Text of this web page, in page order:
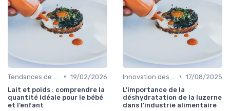
• 19/02/2026
Lait et poids : comprendre la
quantité idéale pour le bébé
et l’enfant
• 17/08/2025
L'importance de la
déshydratation de la luzerne
dans l'industrie alimentaire